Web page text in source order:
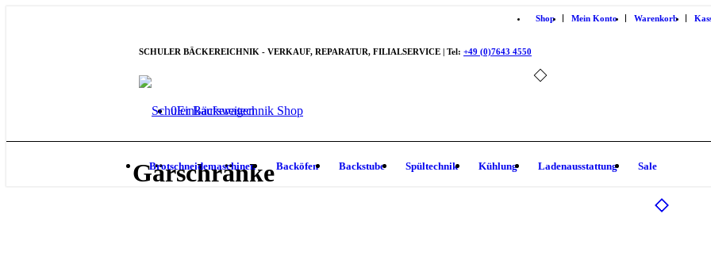
Shop Mein Konto Warenkorb
SCHULER BÄCKEREICHNIK - VERKAUF, REPARATUR, FILIALSERVICE | Tel: +49 (0)7643 4550
0Einkaufswagen
Brotschneidemaschinen Backöfen Backstube Spültechnik Kühlung Ladenausstattung Sale
Gärschränke